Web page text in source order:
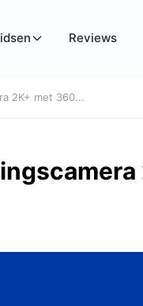
Reviews
2K+ met 360...